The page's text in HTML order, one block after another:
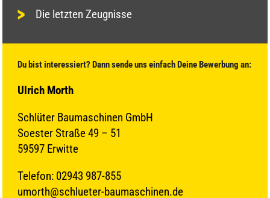
Die letzten Zeugnisse
Du bist interessiert? Dann sende uns einfach Deine Bewerbung an:
Ulrich Morth
Schlüter Baumaschinen GmbH
Soester Straße 49 – 51
59597 Erwitte
Telefon: 02943 987-855
umorth@schlueter-baumaschinen.de